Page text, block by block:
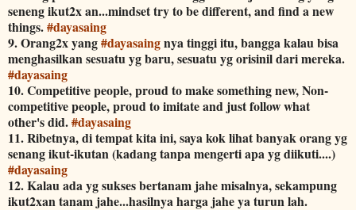
seneng ikut2x an...mindset try to be different, and find a new
things.#dayasaing
9. Orang2x yang#dayasaingnya tinggi itu, bangga kalau bisa
menghasilkan sesuatu yg baru, sesuatu yg orisinil dari mereka.
#dayasaing
10. Competitive people, proud to make something new, Non-
competitive people, proud to imitate and just follow what
other's did.#dayasaing
11. Ribetnya, di tempat kita ini, saya kok lihat banyak orang yg
senang ikut-ikutan (kadang tanpa mengerti apa yg diikuti....)
#dayasaing
12. Kalau ada yg sukses bertanam jahe misalnya, sekampung
ikut2xan tanam jahe...hasilnya harga jahe ya turun lah.